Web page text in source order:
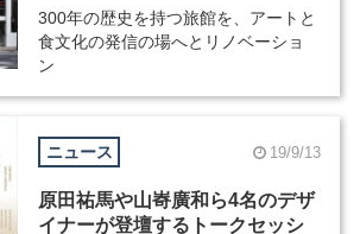
300年の歴史を持つ旅館を、アートと
食文化の発信の場へとリノベーショ
ン
ニュース 19/9/13
原田祐馬や山㟢廣和ら4名のデザ
イナーが登壇するトークセッシ